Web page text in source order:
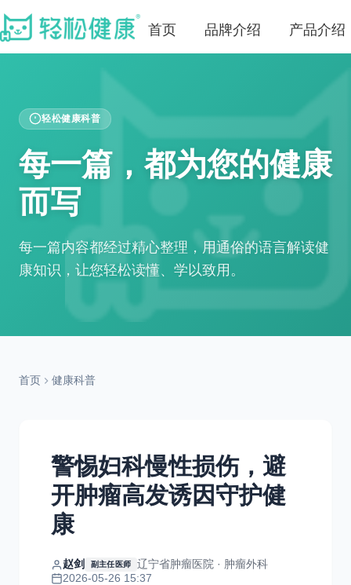
首页 品牌介绍 产品介绍
轻松健康科普
每一篇，都为您的健康
而写
每一篇内容都经过精心整理，用通俗的语言解读健
康知识，让您轻松读懂、学以致用。
首页 健康科普
警惕妇科慢性损伤，避
开肿瘤高发诱因守护健
康
赵剑 副主任医师
辽宁省肿瘤医院 · 肿瘤外科
2026-05-26 15:37